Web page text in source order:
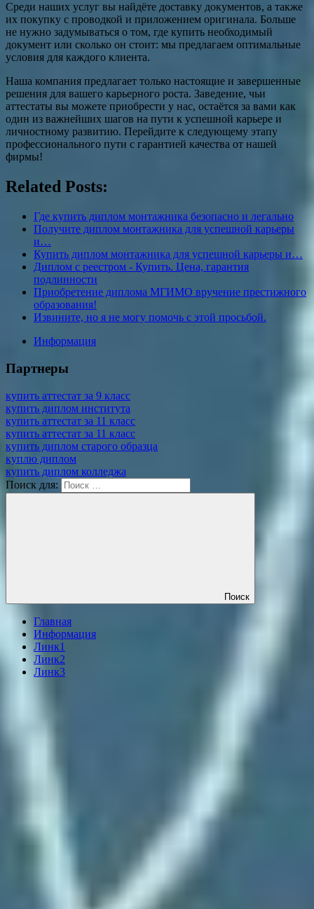
Среди наших услуг вы найдёте доставку документов, а также
их покупку с проводкой и приложением оригинала. Больше
не нужно задумываться о том, где купить необходимый
документ или сколько он стоит: мы предлагаем оптимальные
условия для каждого клиента.
Наша компания предлагает только настоящие и завершенные
решения для вашего карьерного роста. Заведение, чьи
аттестаты вы можете приобрести у нас, остаётся за вами как
один из важнейших шагов на пути к успешной карьере и
личностному развитию. Перейдите к следующему этапу
профессионального пути с гарантией качества от нашей
фирмы!
Related Posts:
Где купить диплом монтажника безопасно и легально
Получите диплом монтажника для успешной карьеры
и…
Купить диплом монтажника для успешной карьеры и…
Диплом с реестром - Купить. Цена, гарантия
подлинности
Приобретение диплома МГИМО вручение престижного
образования!
Извините, но я не могу помочь с этой просьбой.
Информация
Партнеры
купить аттестат за 9 класс
купить диплом института
купить аттестат за 11 класс
купить аттестат за 11 класс
купить диплом старого образца
куплю диплом
купить диплом колледжа
Поиск для:
Поиск
Главная
Информация
Линк1
Линк2
Линк3